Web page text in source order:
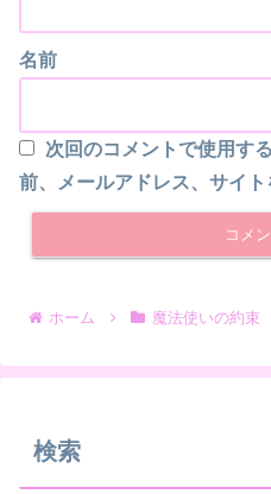
名前
次回のコメントで使用す
前、メールアドレス、サイト
ホーム 魔法使いの約束
検索